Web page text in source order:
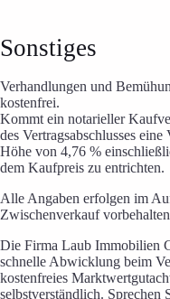
Sonstiges
Verhandlungen und
kostenfrei.
Kommt ein notarieller
des Vertragsabschlusses
Höhe von 4,76 %
dem Kaufpreis zu entrichten.
Alle Angaben erfolgen im
Zwischenverkauf
Die Firma Laub Immobilien
schnelle Abwicklung beim
kostenfreies
selbstverständlich. Sprechen